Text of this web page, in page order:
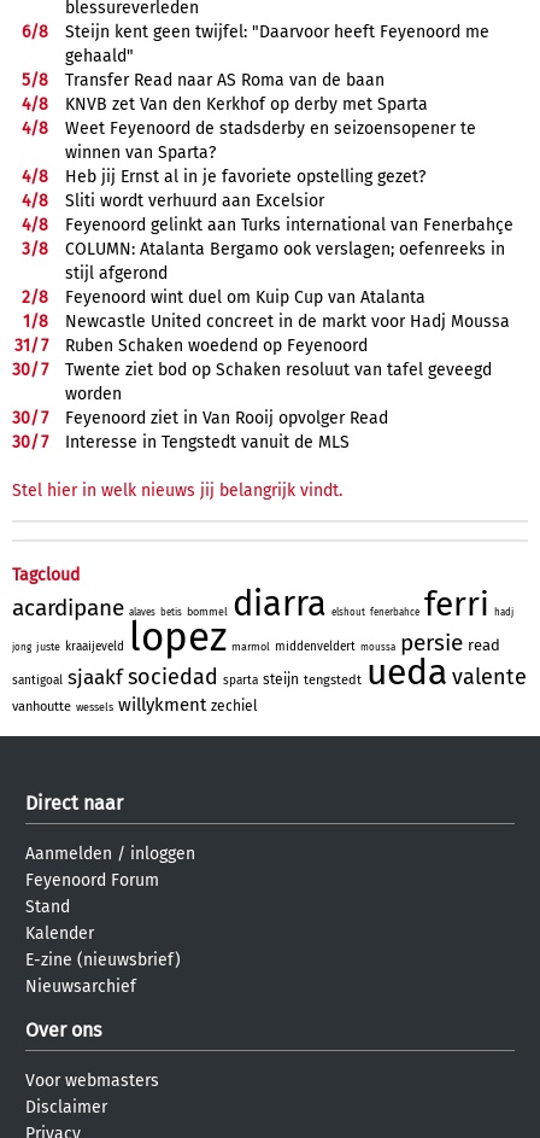
blessureverleden
6/8
Steijn kent geen twijfel: "Daarvoor heeft Feyenoord me
gehaald"
5/8
Transfer Read naar AS Roma van de baan
4/8
KNVB zet Van den Kerkhof op derby met Sparta
4/8
Weet Feyenoord de stadsderby en seizoensopener te
winnen van Sparta?
4/8
Heb jij Ernst al in je favoriete opstelling gezet?
4/8
Sliti wordt verhuurd aan Excelsior
4/8
Feyenoord gelinkt aan Turks international van Fenerbahçe
3/8
COLUMN: Atalanta Bergamo ook verslagen; oefenreeks in
stijl afgerond
2/8
Feyenoord wint duel om Kuip Cup van Atalanta
1/8
Newcastle United concreet in de markt voor Hadj Moussa
31/7
Ruben Schaken woedend op Feyenoord
30/7
Twente ziet bod op Schaken resoluut van tafel geveegd
worden
30/7
Feyenoord ziet in Van Rooij opvolger Read
30/7 Interesse in Tengstedt vanuit de MLS
Stel hier in welk nieuws jij belangrijk vindt.
Tagcloud
acardipane alaves betis bommel diarra elshout fenerbahce ferri hadj
jong juste kraaijeveld lopez marmol middenveldert moussa persie read
santigoal sjaakfsociedad sparta steijn tengstedt ueda valente
vanhoutte wessels willykment zechiel
Direct naar
Aanmelden / inloggen
Feyenoord Forum
Stand
Kalender
E-zine (nieuwsbrief)
Nieuwsarchief
Over ons
Voor webmasters
Disclaimer
Privacy